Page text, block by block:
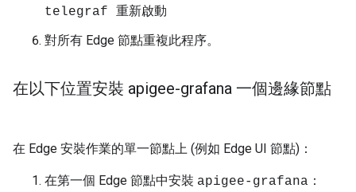
telegraf 重新啟動
對所有 Edge 節點重複此程序。
在以下位置安裝 apigee-grafana 一個邊緣節點
在 Edge 安裝作業的單一節點上 (例如 Edge UI 節點)：
在第一個 Edge 節點中安裝 apigee-grafana ：